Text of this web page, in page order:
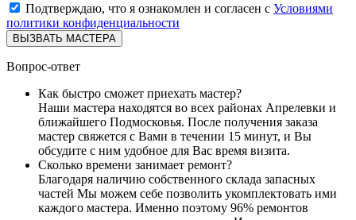
Подтверждаю, что я ознакомлен и согласен с Условиями
политики конфиденциальности
ВЫЗВАТЬ МАСТЕРА
Вопрос-ответ
Как быстро сможет приехать мастер?
Наши мастера находятся во всех районах Апрелевки и
ближайшего Подмосковья. После получения заказа
мастер свяжется с Вами в течении 15 минут, и Вы
обсудите с ним удобное для Вас время визита.
Сколько времени занимает ремонт?
Благодаря наличию собственного склада запасных
частей Мы можем себе позволить укомплектовать ими
каждого мастера. Именно поэтому 96% ремонтов